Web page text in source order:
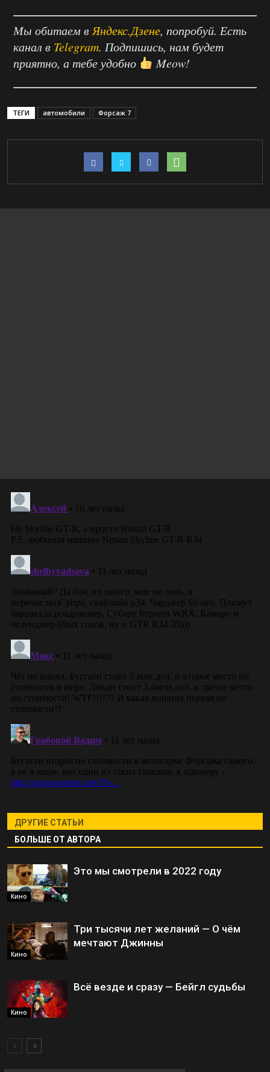
Мы обитаем в Яндекс.Дзене, попробуй. Есть
канал в Telegram. Подпишись, нам будет
приятно, а тебе удобно
Meow!
ТЕГИ автомобили Форсаж 7
ДРУГИЕ СТАТЬИ
БОЛЬШЕ ОТ АВТОРА
Кино
Это мы смотрели в 2022 году
Кино
Три тысячи лет желаний — О чём
мечтают Джинны
Кино
Всё везде и сразу — Бейгл судьбы